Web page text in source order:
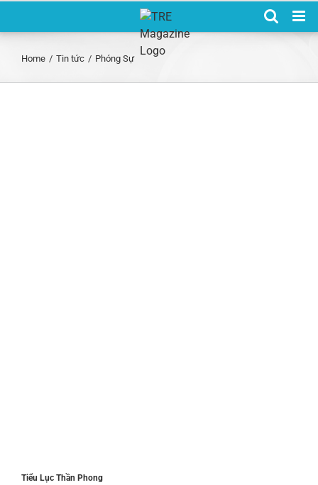
Home / Tin tức / Phóng Sự
Tiểu Lục Thần Phong